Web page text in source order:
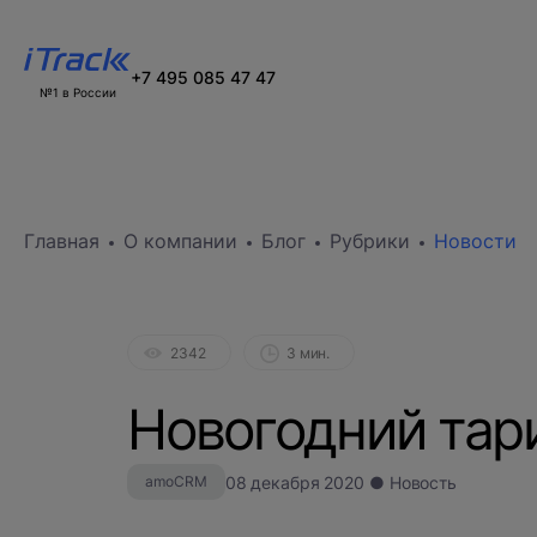
№1 в России
+7 495 085 47 47
Главная О компании Блог Рубрики Новости
2342 3 мин.
Новогодний
amoCRM 08 декабря 2020 ● Новость